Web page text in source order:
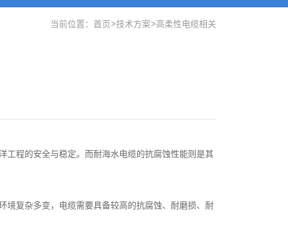
当前位置： 首页>技术方案>高柔性电缆相关
工程的安全与稳定。而耐海水电缆的抗腐蚀性能则是其
境复杂多变，电缆需要具备较高的抗腐蚀、耐磨损、耐